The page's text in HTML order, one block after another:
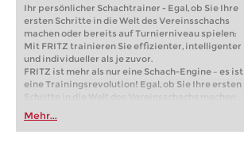
Ihr persönlicher Schachtrainer - Egal, ob Sie Ihre
ersten Schritte in die Welt des Vereinsschachs
machen oder bereits auf Turnierniveau spielen:
Mit FRITZ trainieren Sie effizienter, intelligenter
und individueller als je zuvor.
FRITZ ist mehr als nur eine Schach-Engine – es ist
eine Trainingsrevolution! Egal, ob Sie Ihre ersten
Schritte in die Welt des Vereinsschachs machen
oder bereits auf Turnierniveau spielen: Mit
FRITZ trainieren Sie effizienter, intelligenter und
individueller als je zuvor.
Mehr...